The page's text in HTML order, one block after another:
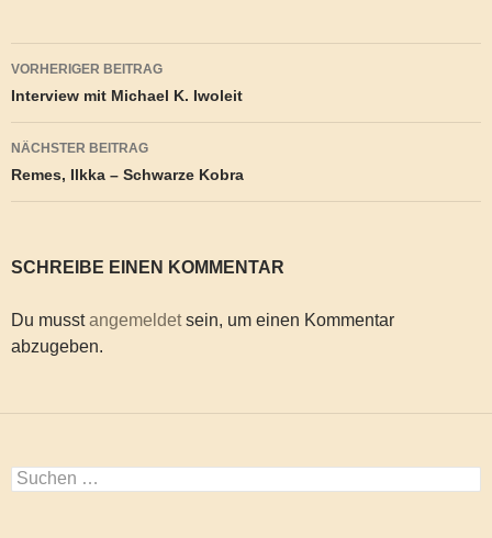
Beitragsnavigation
VORHERIGER BEITRAG
Interview mit Michael K. Iwoleit
NÄCHSTER BEITRAG
Remes, Ilkka – Schwarze Kobra
SCHREIBE EINEN KOMMENTAR
Du musstangemeldetsein, um einen Kommentar
abzugeben.
Suchen
nach: